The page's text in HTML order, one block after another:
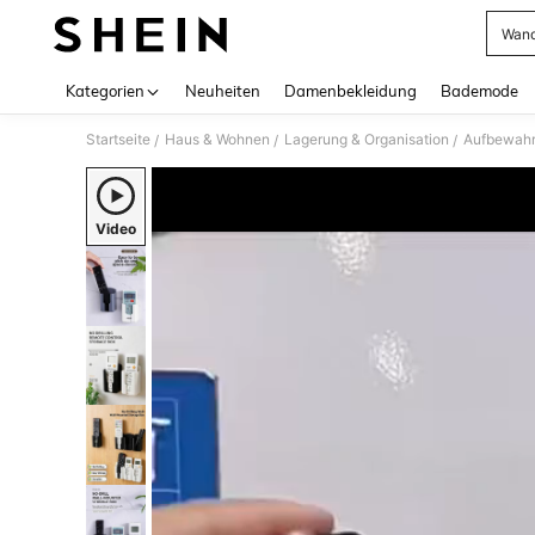
Kategorien Neuheiten Damenbekleidung Bademode
Startseite / Haus & Wohnen / Lagerung & Organisation /
Video